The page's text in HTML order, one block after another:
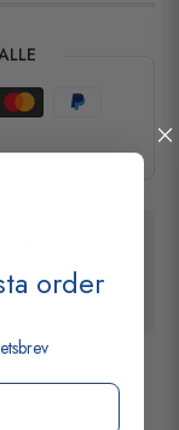
order